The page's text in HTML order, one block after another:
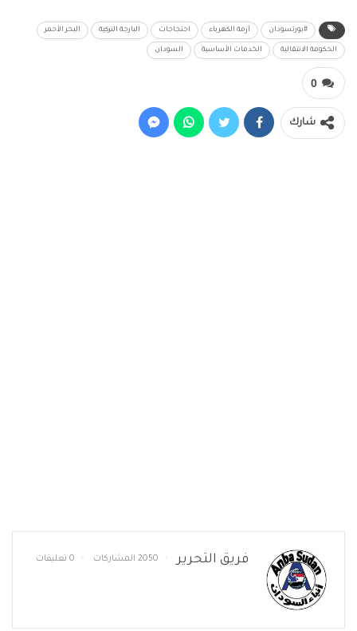
#بورتسودان أزمة الكهرباء احتجاجات البارجة التركية البحر الأحمر
الحكومة الانتقالية الخدمات الأساسية السودان
0
شارك
فريق التحرير 2050 المشاركات 0 تعليقات